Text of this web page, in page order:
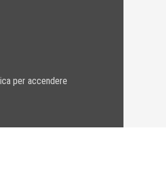
per accendere